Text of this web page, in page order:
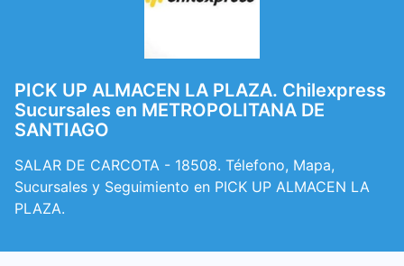
PICK UP ALMACEN LA PLAZA. Chilexpress
Sucursales en METROPOLITANA DE
SANTIAGO
SALAR DE CARCOTA - 18508. Télefono, Mapa,
Sucursales y Seguimiento en PICK UP ALMACEN LA
PLAZA.